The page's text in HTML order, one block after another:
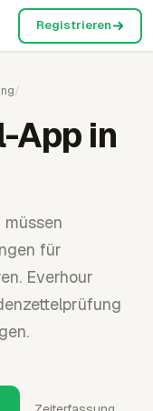
Registrieren
/
App in
für
Everhour